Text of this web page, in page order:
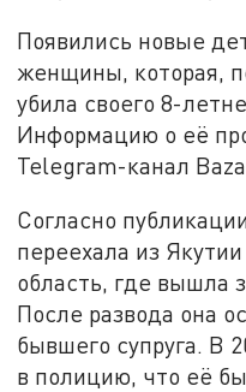
Появились новые
женщины, которая,
убила своего 8-
Информацию о её
Telegram-канал
Согласно
переехала из
область, где вышла
После развода она
бывшего супруга. В
в полицию, что её